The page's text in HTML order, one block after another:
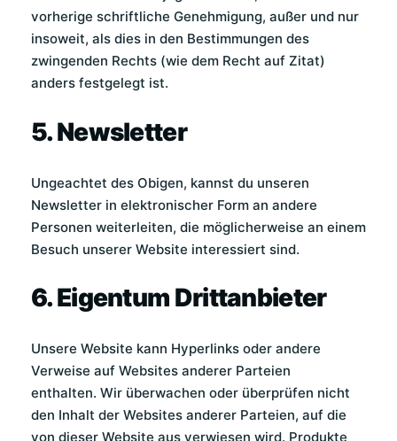
vorherige schriftliche Genehmigung, außer und nur
insoweit, als dies in den Bestimmungen des
zwingenden Rechts (wie dem Recht auf Zitat)
anders festgelegt ist.
5. Newsletter
Ungeachtet des Obigen, kannst du unseren
Newsletter in elektronischer Form an andere
Personen weiterleiten, die möglicherweise an einem
Besuch unserer Website interessiert sind.
6. Eigentum Drittanbieter
Unsere Website kann Hyperlinks oder andere
Verweise auf Websites anderer Parteien
enthalten. Wir überwachen oder überprüfen nicht
den Inhalt der Websites anderer Parteien, auf die
von dieser Website aus verwiesen wird. Produkte